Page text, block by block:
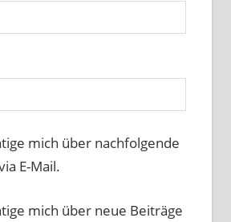
mich über nachfolgende
E-Mail.
mich über neue Beiträge